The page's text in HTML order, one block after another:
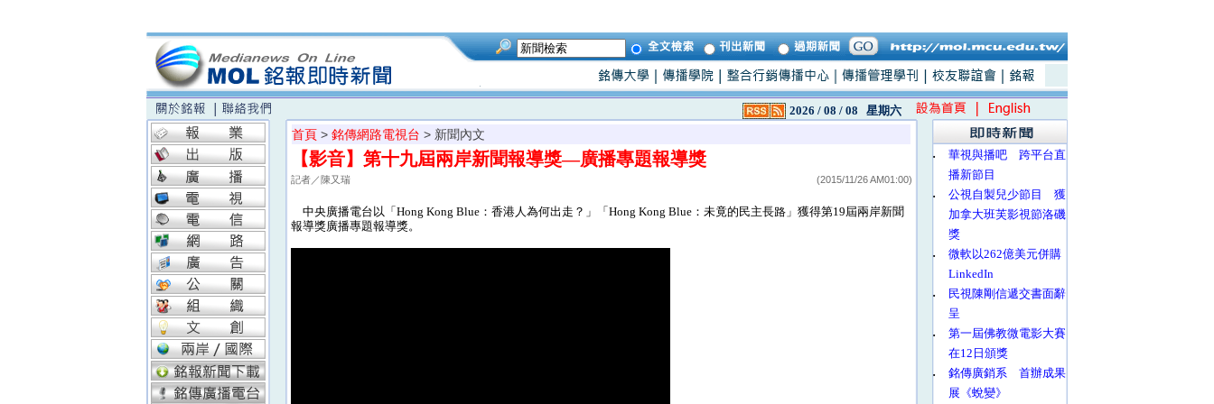
2026 / 08 / 08 星期六
首頁 > 銘傳網路電視台 > 新聞內文
【影音】第十九屆兩岸新聞報導獎—廣播專題報導獎
記者／陳又瑞 (2015/11/26 AM01:00)
中央廣播電台以「Hong Kong Blue：香港人為何出走？」「Hong Kong Blue：未竟的民主長路」獲得第19屆兩岸新聞
報導獎廣播專題報導獎。
‧
華視與播吧 跨平台直
播新節目
‧
公視自製兒少節目 獲
加拿大班芙影視節洛磯
獎
‧
微軟以262億美元併購
LinkedIn
‧
民視陳剛信遞交書面辭
呈
‧
第一屆佛教微電影大賽
在12日頒獎
‧
銘傳廣銷系 首辦成果
展《蛻變》